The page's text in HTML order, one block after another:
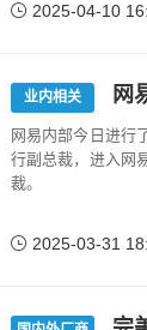
2025-04-10
业内相关 网
网易内部今日进行
行副总裁，进入网
裁。
2025-03-31